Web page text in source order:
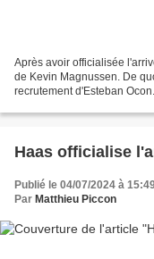
Après avoir officialisée
de Kevin Magnussen. De
recrutement d'Esteban
Haas officialise
Publié le 04/07/2024 à
Par Matthieu Piccon